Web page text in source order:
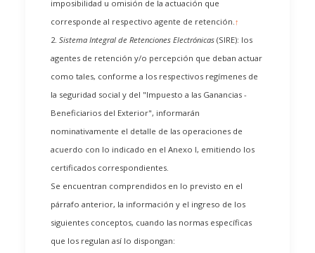
imposibilidad u omisión de la actuación que
corresponde al respectivo agente de retención.↑
2. Sistema Integral de Retenciones Electrónicas (SIRE): los
agentes de retención y/o percepción que deban actuar
como tales, conforme a los respectivos regímenes de
la seguridad social y del "Impuesto a las Ganancias -
Beneficiarios del Exterior", informarán
nominativamente el detalle de las operaciones de
acuerdo con lo indicado en el Anexo I, emitiendo los
certificados correspondientes.
Se encuentran comprendidos en lo previsto en el
párrafo anterior, la información y el ingreso de los
siguientes conceptos, cuando las normas específicas
que los regulan así lo dispongan: